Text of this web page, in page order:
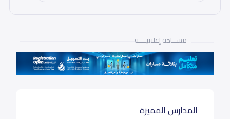
مســـاحة إعلانيـــــة
المدارس المميزة